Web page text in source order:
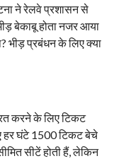
ने रेलवे प्रशासन से
बेकाबू होता नजर आया
भीड़ प्रबंधन के लिए क्या
करने के लिए टिकट
हर घंटे 1500 टिकट बेचे
सीटें होती हैं, लेकिन